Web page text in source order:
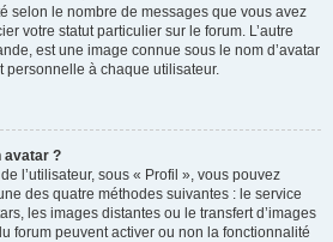
selon le nombre de messages que vous avez
votre statut particulier sur le forum. L’autre
est une image connue sous le nom d’avatar
personnelle à chaque utilisateur.
avatar ?
l’utilisateur, sous « Profil », vous pouvez
des quatre méthodes suivantes : le service
les images distantes ou le transfert d’images
forum peuvent activer ou non la fonctionnalité